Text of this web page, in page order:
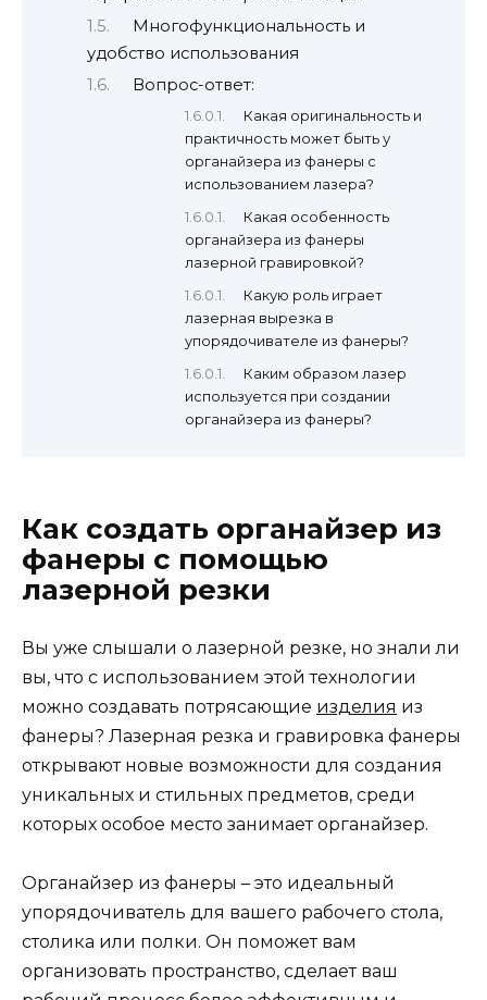
Многофункциональность и
удобство использования
Вопрос-ответ:
Какая оригинальность и
практичность может быть у
органайзера из фанеры с
использованием лазера?
Какая особенность
органайзера из фанеры
лазерной гравировкой?
Какую роль играет
лазерная вырезка в
упорядочивателе из фанеры?
Каким образом лазер
используется при создании
органайзера из фанеры?
Как создать органайзер из
фанеры с помощью
лазерной резки
Вы уже слышали о лазерной резке, но знали ли
вы, что с использованием этой технологии
можно создавать потрясающие изделия из
фанеры? Лазерная резка и гравировка фанеры
открывают новые возможности для создания
уникальных и стильных предметов, среди
которых особое место занимает органайзер.
Органайзер из фанеры – это идеальный
упорядочиватель для вашего рабочего стола,
столика или полки. Он поможет вам
организовать пространство, сделает ваш